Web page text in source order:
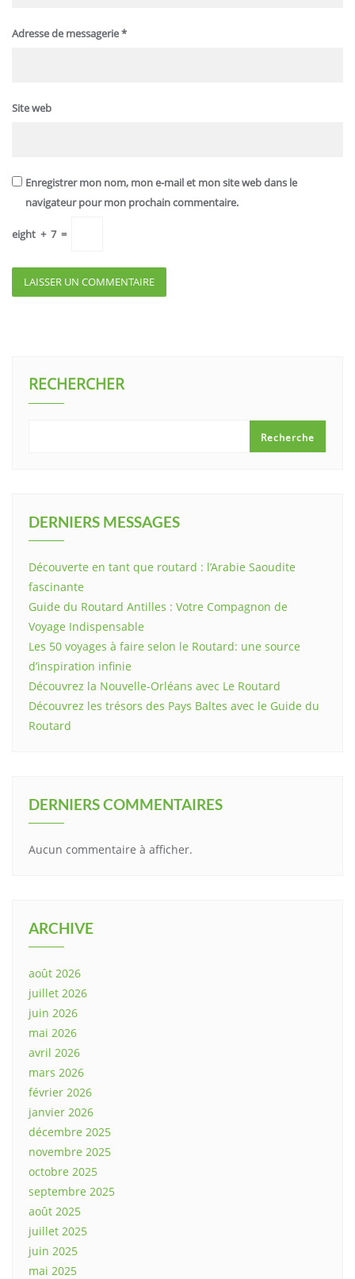
Adresse de messagerie*
Site web
Enregistrer mon nom, mon e-mail et mon site web dans le
navigateur pour mon prochain commentaire.
eight + 7 =
RECHERCHER
Recherche
DERNIERS MESSAGES
Découverte en tant que routard : l’Arabie Saoudite
fascinante
Guide du Routard Antilles : Votre Compagnon de
Voyage Indispensable
Les 50 voyages à faire selon le Routard: une source
d’inspiration infinie
Découvrez la Nouvelle-Orléans avec Le Routard
Découvrez les trésors des Pays Baltes avec le Guide du
Routard
DERNIERS COMMENTAIRES
Aucun commentaire à afficher.
ARCHIVE
août 2026
juillet 2026
juin 2026
mai 2026
avril 2026
mars 2026
février 2026
janvier 2026
décembre 2025
novembre 2025
octobre 2025
septembre 2025
août 2025
juillet 2025
juin 2025
mai 2025